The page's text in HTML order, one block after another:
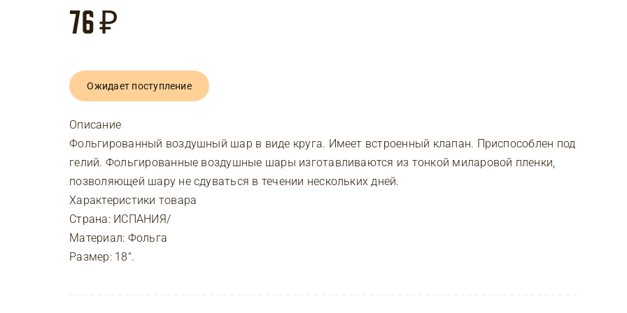
76₽
Ожидает поступление
Описание
Фольгированный воздушный шар в виде круга. Имеет встроенный клапан. Приспособлен под
гелий. Фольгированные воздушные шары изготавливаются из тонкой миларовой пленки,
позволяющей шару не сдуваться в течении нескольких дней.
Характеристики товара
Страна: ИСПАНИЯ/
Материал: Фольга
Размер: 18″.